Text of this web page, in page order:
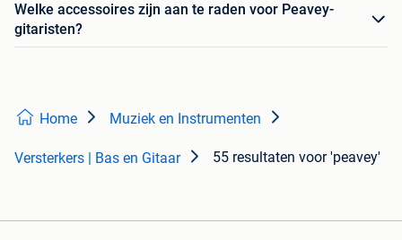
Welke accessoires zijn aan te raden voor Peavey-
gitaristen?
Home Muziek en Instrumenten
Versterkers | Bas en Gitaar 55 resultaten voor 'peavey'